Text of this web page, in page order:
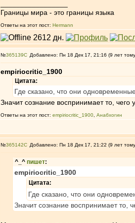
Границы мира - это границы языка
Ответы на этот пост: Hermann
№365139 Добавлено: Пн 18 Дек 17, 21:16 (9 лет
empiriocritic_1900
Цитата:
Где сказано, что они
Значит сознание воспринимает то, чего
Ответы на этот пост: empiriocritic_1900 Анабхогин
№365142 Добавлено: Пн 18 Дек 17, 21:22 (9 лет
^_^ пишет:
empiriocritic_1900
Цитата:
Где сказано, что они
Значит сознание воспринимает то,